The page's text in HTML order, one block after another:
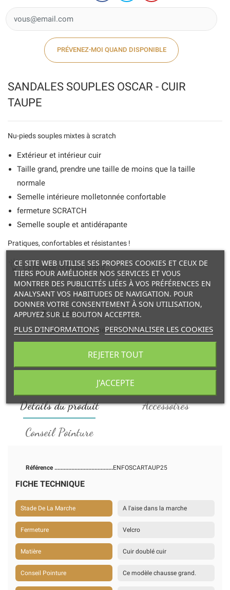
SANDALES SOUPLES OSCAR - CUIR
TAUPE
Nu-pieds souples mixtes à scratch
Extérieur et intérieur cuir
Taille grand, prendre une taille de moins que la taille
normale
Semelle intérieure molletonnée confortable
fermeture SCRATCH
Semelle souple et antidérapante
Pratiques, confortables et résistantes !
Ce modèle chausse grand.
Transaction
et paiement en ligne 100% sécurisés.
PRÉVENEZ-MOI QUAND DISPONIBLE
Détails du produit Accessoires
Conseil Pointure
Référence ENFOSCARTAUP25
FICHE TECHNIQUE
Stade De La Marche A l'aise dans la marche
Fermeture Velcro
Matière Cuir doublé cuir
Conseil Pointure Ce modèle chausse grand.
CE SITE WEB UTILISE SES PROPRES COOKIES ET CEUX DE
TIERS POUR AMÉLIORER NOS SERVICES ET VOUS
MONTRER DES PUBLICITÉS LIÉES À VOS PRÉFÉRENCES EN
ANALYSANT VOS HABITUDES DE NAVIGATION. POUR
DONNER VOTRE CONSENTEMENT À SON UTILISATION,
APPUYEZ SUR LE BOUTON ACCEPTER.
PLUS D'INFORMATIONS PERSONNALISER LES COOKIES
REJETER TOUT
J'ACCEPTE